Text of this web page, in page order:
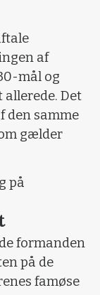
af
mål og
Det
den samme
gælder
på
formanden
på de
famøse